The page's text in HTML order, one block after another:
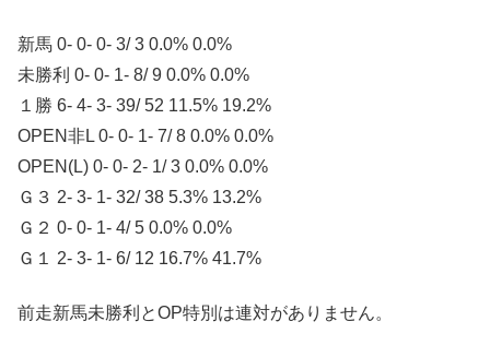
新馬 0- 0- 0- 3/ 3 0.0% 0.0%
未勝利 0- 0- 1- 8/ 9 0.0% 0.0%
１勝 6- 4- 3- 39/ 52 11.5% 19.2%
OPEN非L 0- 0- 1- 7/ 8 0.0% 0.0%
OPEN(L) 0- 0- 2- 1/ 3 0.0% 0.0%
Ｇ３ 2- 3- 1- 32/ 38 5.3% 13.2%
Ｇ２ 0- 0- 1- 4/ 5 0.0% 0.0%
Ｇ１ 2- 3- 1- 6/ 12 16.7% 41.7%
前走新馬未勝利とOP特別は連対がありません。